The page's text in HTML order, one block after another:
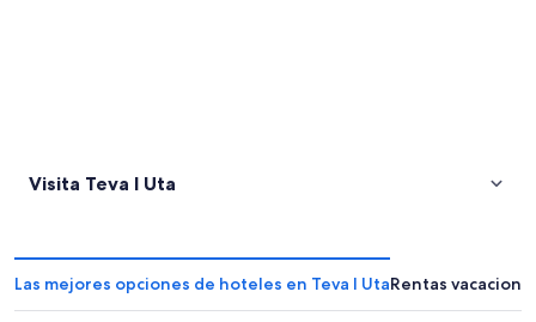
Visita Teva I Uta
Las mejores opciones de hoteles en Teva I UtaRentas